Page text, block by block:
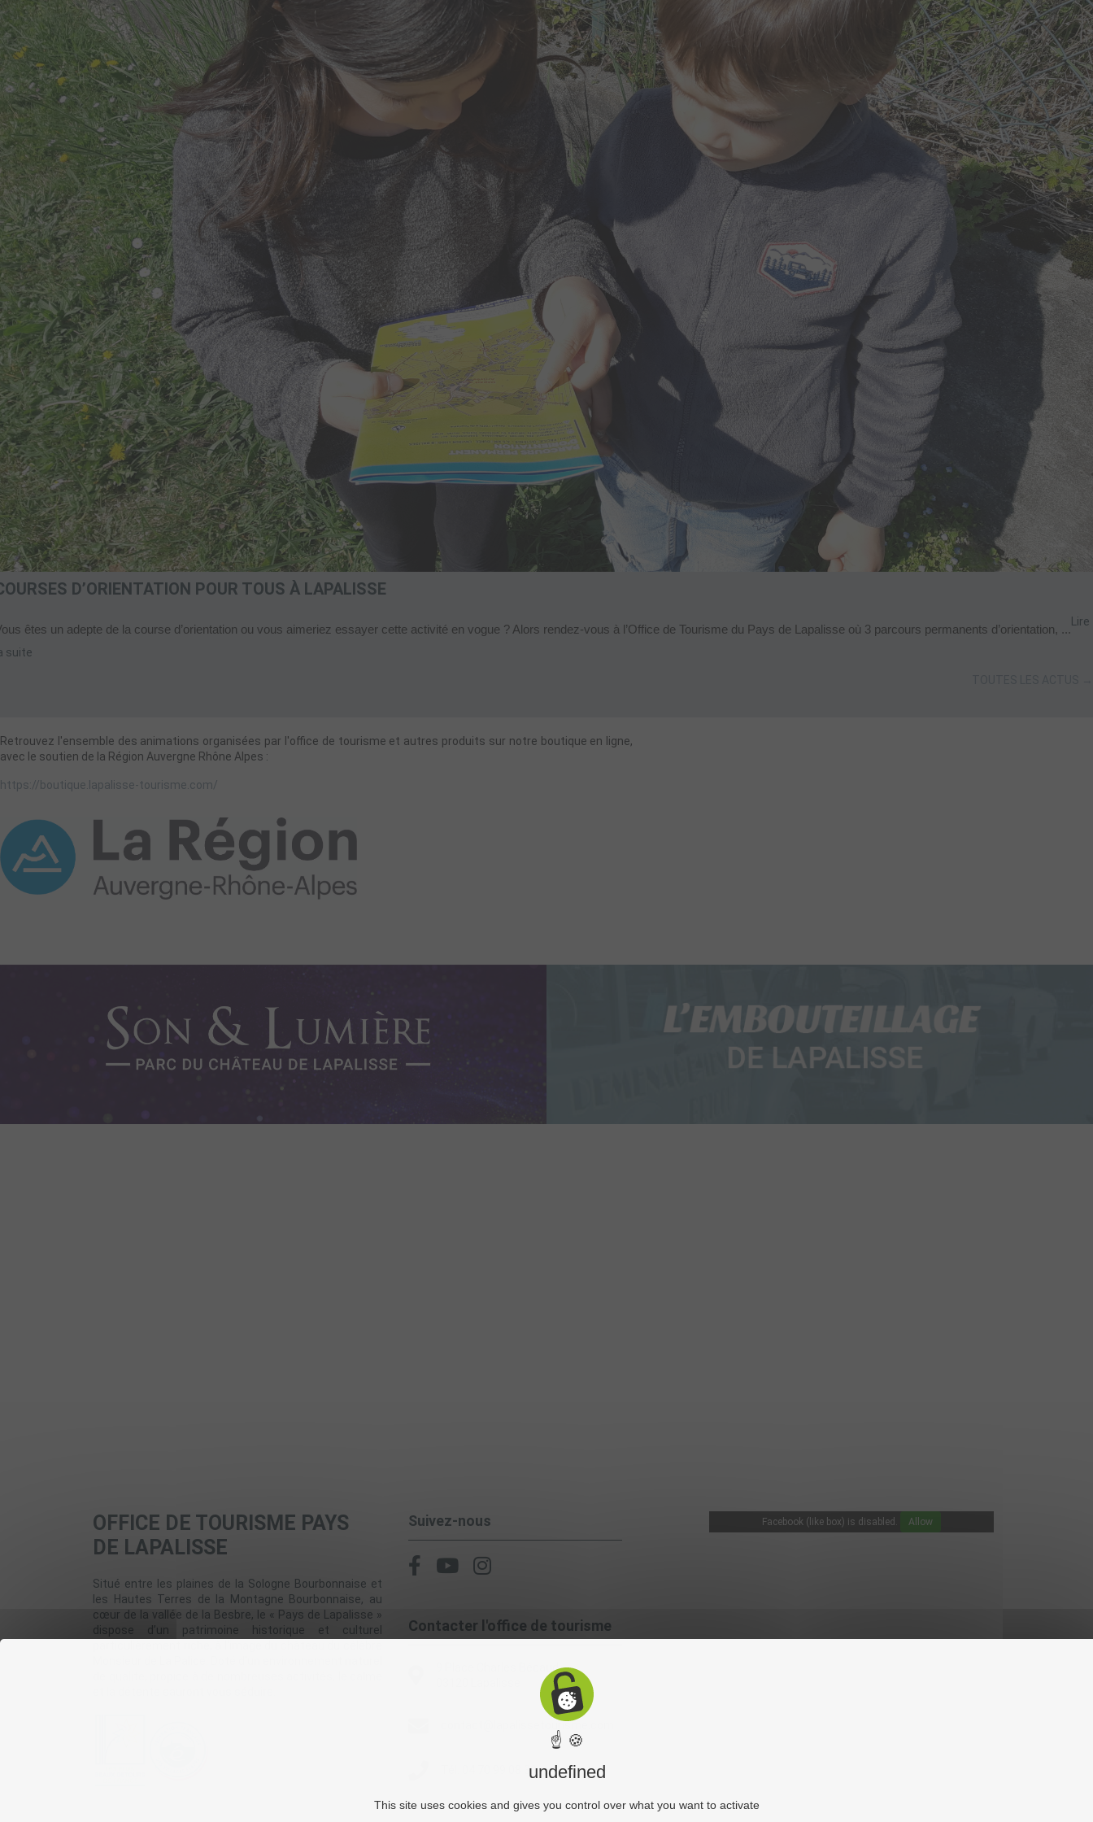
D’ORIENTATION POUR TOUS À LAPALISSE
êtes un adepte de la course d’orientation ou vous aimeriez essayer cette activité en vogue ? Alors rendez-vous à l’Office de Tourisme du Pays de Lapalisse où 3 parcours permanents d’orientation, ...
Lire
suite
Retrouvez l'ensemble des animations organisées par l'office de tourisme et autres produits sur notre boutique en ligne,
avec le soutien de la Région Auvergne Rhône Alpes :
https://boutique.lapalisse-tourisme.com/
OFFICE DE TOURISME PAYS
DE LAPALISSE
Situé entre les plaines de la Sologne Bourbonnaise et
les Hautes Terres de la Montagne Bourbonnaise, au
cœur de la vallée de la Besbre, le « Pays de Lapalisse »
dispose d’un patrimoine historique et culturel
Suivez-nous
Contacter l'office de tourisme
9 Place Charles Bécaud
contact@lapalissetourisme.com
Tél. 04 70 99 08 39
Facebook (like box) is disabled. Allow
☝ 🍪
undefined
This site uses cookies and gives you control over what you want to activate